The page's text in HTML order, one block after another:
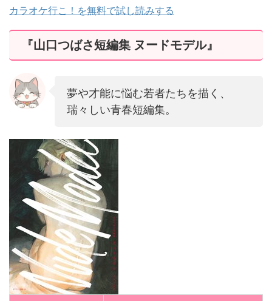
カラオケ行こ！を無料で試し読みする
『山口つばさ短編集 ヌードモデル』
夢や才能に悩む若者たちを描く、
瑞々しい青春短編集。